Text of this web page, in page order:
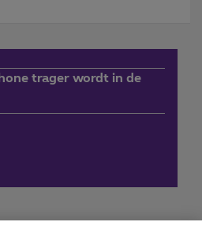
trager wordt in de